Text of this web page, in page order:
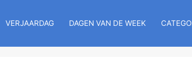
VERJAARDAG DAGEN VAN DE WEEK